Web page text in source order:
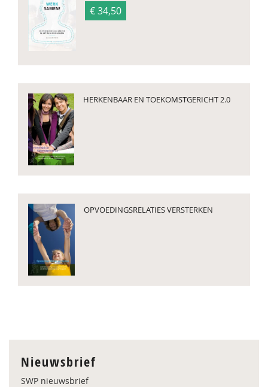
€ 34,50
HERKENBAAR EN TOEKOMSTGERICHT 2.0
OPVOEDINGSRELATIES VERSTERKEN
Nieuwsbrief
SWP nieuwsbrief